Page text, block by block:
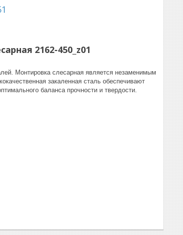
2162-450_z01
Монтировка слесарная является незаменимым
закаленная сталь обеспечивают
баланса прочности и твердости.